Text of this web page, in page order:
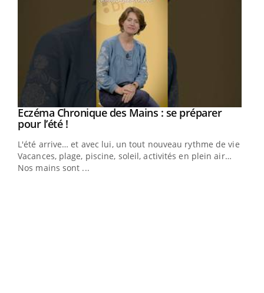
Youtube
Eczéma Chronique des Mains : se préparer
pour l’été !Youtube
L'été arrive… et avec lui, un tout nouveau rythme de vie !
Vacances, plage, piscine, soleil, activités en plein air…
Nos mains sont ...